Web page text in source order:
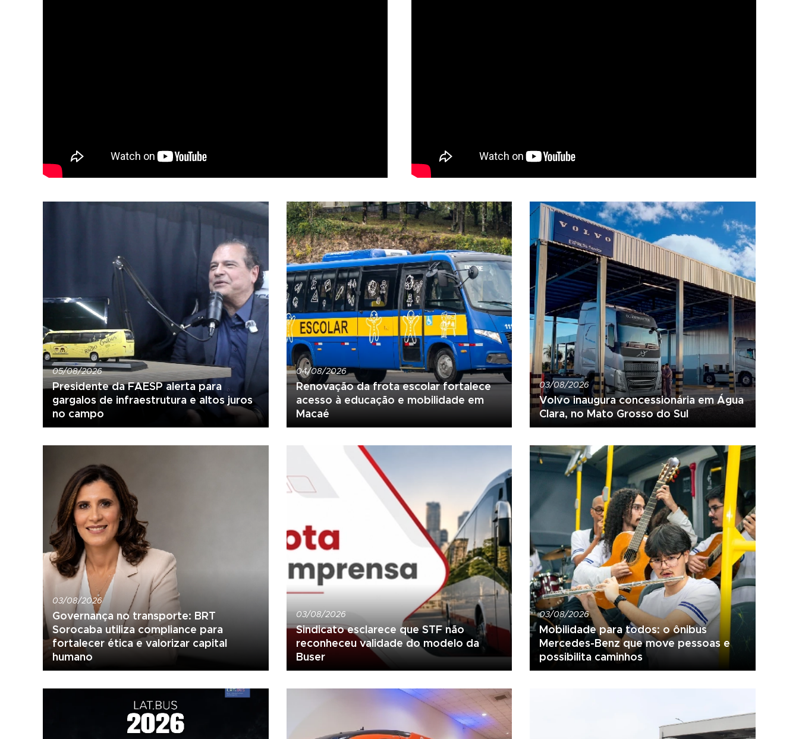
05/08/2026
Presidente da FAESP alerta para
gargalos de infraestrutura e altos juros
no campo
04/08/2026
Renovação da frota escolar fortalece
acesso à educação e mobilidade em
Macaé
03/08/2026
Volvo inaugura concessionária em Água
Clara, no Mato Grosso do Sul
03/08/2026
Governança no transporte: BRT
Sorocaba utiliza compliance para
fortalecer ética e valorizar capital
humano
03/08/2026
Sindicato esclarece que STF não
reconheceu validade do modelo da
Buser
03/08/2026
Mobilidade para todos: o ônibus
Mercedes-Benz que move pessoas e
possibilita caminhos